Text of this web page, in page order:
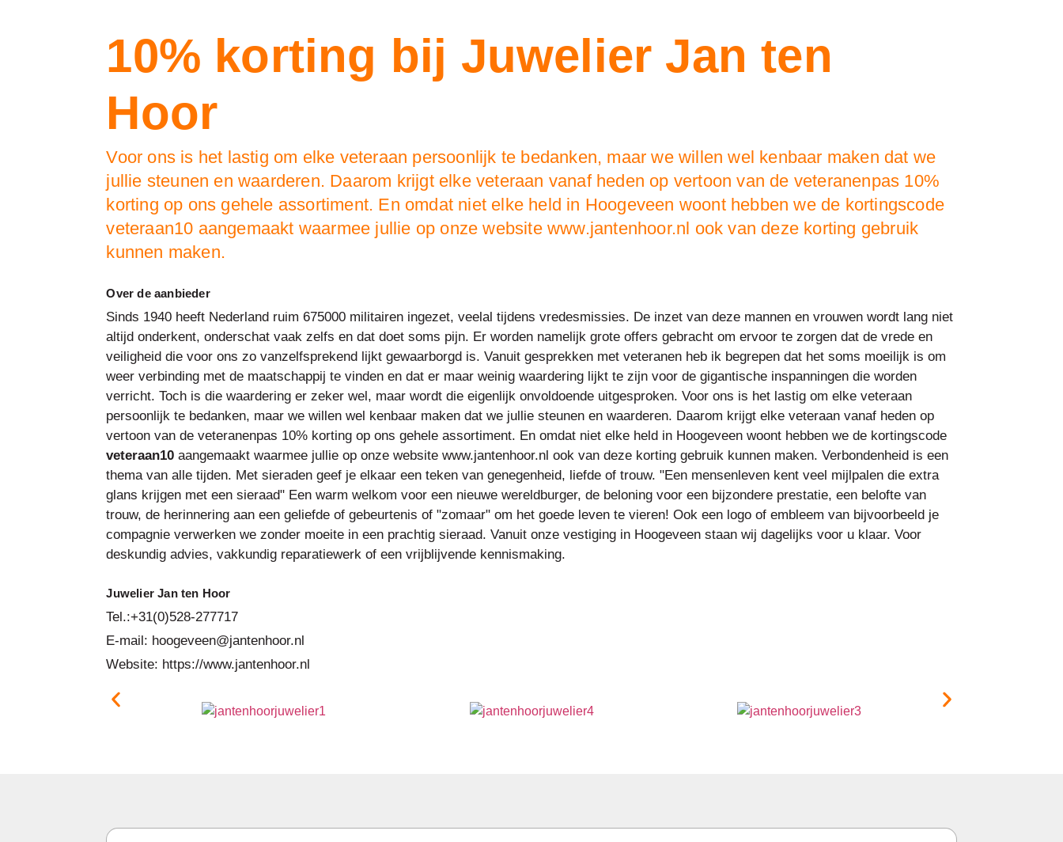
10% korting bij Juwelier Jan ten
Hoor
Voor ons is het lastig om elke veteraan persoonlijk te bedanken, maar we willen wel kenbaar maken dat we
jullie steunen en waarderen. Daarom krijgt elke veteraan vanaf heden op vertoon van de veteranenpas 10%
korting op ons gehele assortiment. En omdat niet elke held in Hoogeveen woont hebben we de kortingscode
veteraan10 aangemaakt waarmee jullie op onze website www.jantenhoor.nl ook van deze korting gebruik
kunnen maken.
Over de aanbieder
Sinds 1940 heeft Nederland ruim 675000 militairen ingezet, veelal tijdens vredesmissies. De inzet van deze mannen en vrouwen wordt lang niet
altijd onderkent, onderschat vaak zelfs en dat doet soms pijn. Er worden namelijk grote offers gebracht om ervoor te zorgen dat de vrede en
veiligheid die voor ons zo vanzelfsprekend lijkt gewaarborgd is. Vanuit gesprekken met veteranen heb ik begrepen dat het soms moeilijk is om
weer verbinding met de maatschappij te vinden en dat er maar weinig waardering lijkt te zijn voor de gigantische inspanningen die worden
verricht. Toch is die waardering er zeker wel, maar wordt die eigenlijk onvoldoende uitgesproken. Voor ons is het lastig om elke veteraan
persoonlijk te bedanken, maar we willen wel kenbaar maken dat we jullie steunen en waarderen. Daarom krijgt elke veteraan vanaf heden op
vertoon van de veteranenpas 10% korting op ons gehele assortiment. En omdat niet elke held in Hoogeveen woont hebben we de kortingscode
veteraan10 aangemaakt waarmee jullie op onze websitewww.jantenhoor.nl ook van deze korting gebruik kunnen maken. Verbondenheid is een
thema van alle tijden. Met sieraden geef je elkaar een teken van genegenheid, liefde of trouw. "Een mensenleven kent veel mijlpalen die extra
glans krijgen met een sieraad" Een warm welkom voor een nieuwe wereldburger, de beloning voor een bijzondere prestatie, een belofte van
trouw, de herinnering aan een geliefde of gebeurtenis of "zomaar" om het goede leven te vieren! Ook een logo of embleem van bijvoorbeeld je
compagnie verwerken we zonder moeite in een prachtig sieraad. Vanuit onze vestiging in Hoogeveen staan wij dagelijks voor u klaar. Voor
deskundig advies, vakkundig reparatiewerk of een vrijblijvende kennismaking.
Juwelier Jan ten Hoor
Tel.:+31(0)528-277717
E-mail: hoogeveen@jantenhoor.nl
Website: https://www.jantenhoor.nl